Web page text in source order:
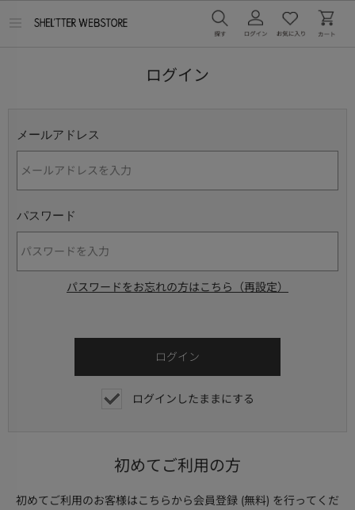
ログイン
メールアドレス
パスワード
パスワードをお忘れの方はこちら（再設定）
ログインしたままにする
初めてご利用の方
初めてご利用のお客様はこちらから会員登録 (無料) を行ってくだ